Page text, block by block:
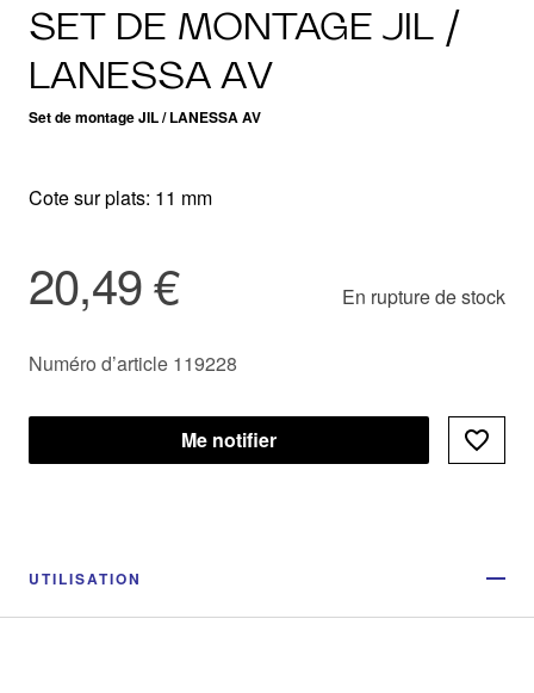
SET DE MONTAGE JIL /
LANESSA AV
Set de montage JIL / LANESSA AV
Cote sur plats: 11 mm
20,49 € En rupture de stock
Numéro d’article 119228
Me notifier
UTILISATION